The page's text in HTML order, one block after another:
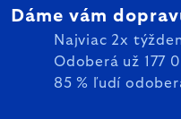
Dáme vám
Najviac 2x
Odoberá už 177
85 % ľudí